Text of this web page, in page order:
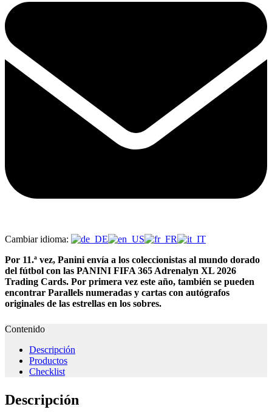
Cambiar idioma:
Por 11.ª vez, Panini envía a los coleccionistas al mundo dorado
del fútbol con las PANINI FIFA 365 Adrenalyn XL 2026
Trading Cards. Por primera vez este año, también se pueden
encontrar Parallels numeradas y cartas con autógrafos
originales de las estrellas en los sobres.
Contenido
Descripción
Productos
Checklist
Descripción